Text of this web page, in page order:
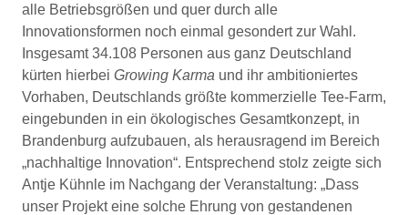
alle Betriebsgrößen und quer durch alle
Innovationsformen noch einmal gesondert zur Wahl.
Insgesamt 34.108 Personen aus ganz Deutschland
kürten hierbei Growing Karma und ihr ambitioniertes
Vorhaben, Deutschlands größte kommerzielle Tee-Farm,
eingebunden in ein ökologisches Gesamtkonzept, in
Brandenburg aufzubauen, als herausragend im Bereich
„nachhaltige Innovation“. Entsprechend stolz zeigte sich
Antje Kühnle im Nachgang der Veranstaltung: „Dass
unser Projekt eine solche Ehrung von gestandenen